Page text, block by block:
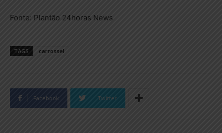
Fonte: Plantão 24horas News
TAGS carrossel
Facebook Twitter